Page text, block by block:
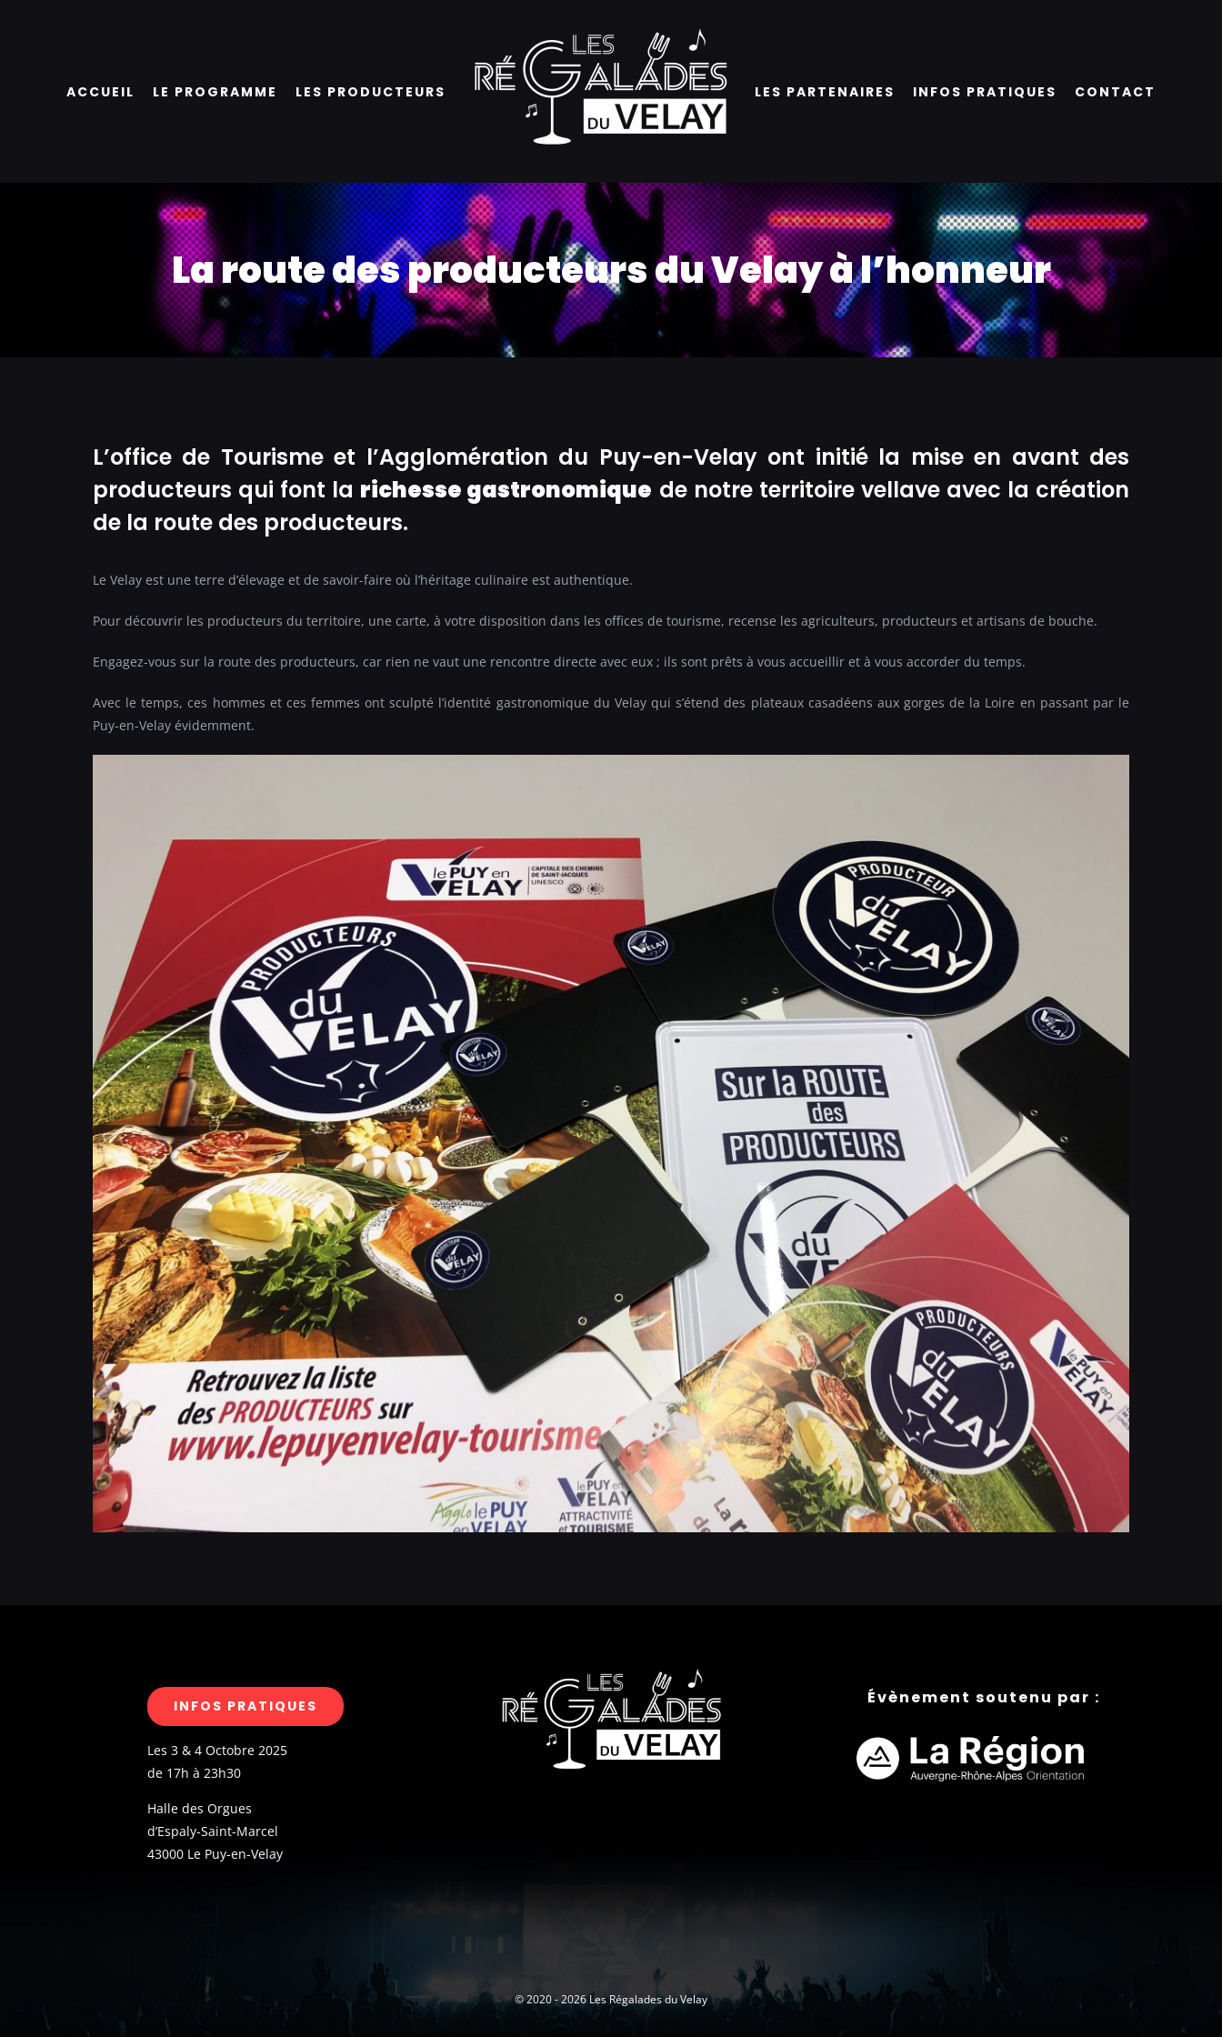
ACCUEIL LE PROGRAMME LES PRODUCTEURS LES PARTENAIRES INFOS PRATIQUES CONTACT
La route des producteurs du Velay à l’honneur
L’office de Tourisme et l’Agglomération du Puy-en-Velay ont initié la mise en avant des
producteurs qui font la richesse gastronomique de notre territoire vellave avec la création
de la route des producteurs.
Le Velay est une terre d’élevage et de savoir-faire où l’héritage culinaire est authentique.
Pour découvrir les producteurs du territoire, une carte, à votre disposition dans les offices de tourisme, recense les agriculteurs, producteurs et artisans de bouche.
Engagez-vous sur la route des producteurs, car rien ne vaut une rencontre directe avec eux ; ils sont prêts à vous accueillir et à vous accorder du temps.
Avec le temps, ces hommes et ces femmes ont sculpté l’identité gastronomique du Velay qui s’étend des plateaux casadéens aux gorges de la Loire en passant par le
Puy-en-Velay évidemment.
INFOS PRATIQUES
Les 3 & 4 Octobre 2025
de 17h à 23h30
Halle des Orgues
d’Espaly-Saint-Marcel
43000 Le Puy-en-Velay
Évènement soutenu par :
© 2020 - 2026 Les Régalades du Velay